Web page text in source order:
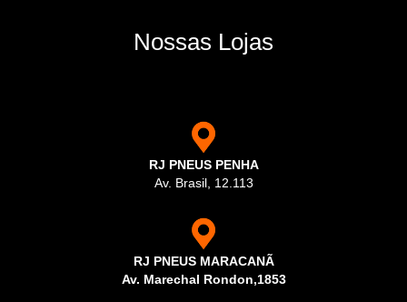
Nossas Lojas
RJ PNEUS PENHA
Av. Brasil, 12.113
RJ PNEUS MARACANÃ
Av. Marechal Rondon,1853